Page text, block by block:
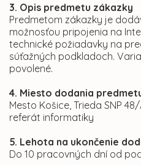
3. Opis predmetu zákazky
Predmetom zákazky je
možnosťou pripojenia na
technické požiadavky na
súťažných podkladoch.
povolené.
4. Miesto dodania
Mesto Košice, Trieda SNP
referát informatiky
5. Lehota na ukončenie
Do 10 pracovných dní od